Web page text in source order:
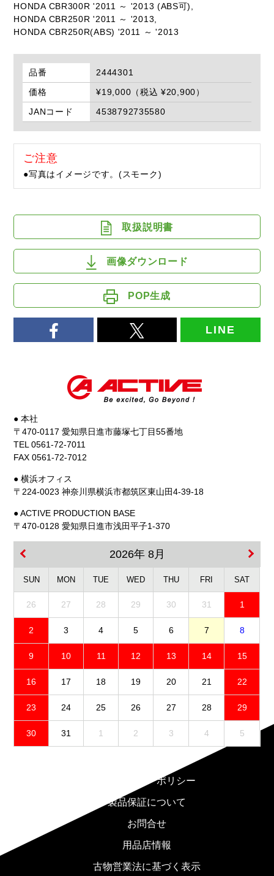
HONDA CBR300R '2011 ～ '2013 (ABS可),
HONDA CBR250R '2011 ～ '2013,
HONDA CBR250R(ABS) '2011 ～ '2013
品番
2444301
価格
¥19,000（税込 ¥20,900）
JANコード
4538792735580
ご注意
●写真はイメージです。(スモーク)
取扱説明書
画像ダウンロード
POP生成
LINE
● 本社
〒470-0117 愛知県日進市藤塚七丁目55番地
TEL 0561-72-7011
FAX 0561-72-7012
● 横浜オフィス
〒224-0023 神奈川県横浜市都筑区東山田4-39-18
● ACTIVE PRODUCTION BASE
〒470-0128 愛知県日進市浅田平子1-370
2026年 8月
SUN MON TUE WED THU FRI SAT
26 27 28 29 30 31 1
2 3 4 5 6 7 8
9 10 11 12 13 14 15
16 17 18 19 20 21 22
23 24 25 26 27 28 29
30 31 1 2 3 4 5
プライバシーポリシー
製品保証について
お問合せ
用品店情報
古物営業法に基づく表示